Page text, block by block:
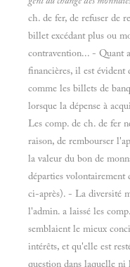
ch. de fer, de refuser de
billet excédant plus ou
contravention... - Quant
financières, il est évident
comme les billets de
lorsque la dépense à
Les comp. de ch. de fer
raison, de rembourser
la valeur du bon de
départies
ci-après). - La diversité
l'admin. a laissé les
semblaient le mieux
intérêts, et qu'elle est
question dans laquelle